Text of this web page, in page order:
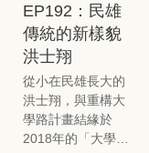
隊長張金香，以及
民雄鄉公所社會課
長陳秋蓉，一起聊
聊福興社區的故
事。
到 500 名職業醫學
專科醫師的現況
下，他毅然選擇這
條路，致力於守護
勞工與農民的職業
健康。大眾常以為
農夫是「自己的老
闆」，工時看似自
EP192：民雄
傳統的新樣貌
洪士翔
從小在民雄長大的
洪士翔，與重構大
學路計畫結緣於
2018年的「大學路